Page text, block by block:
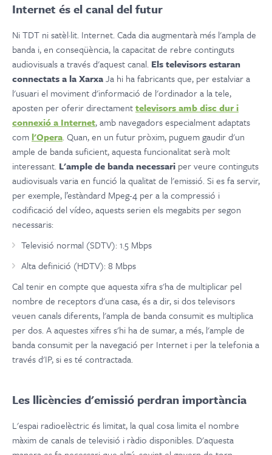
Internet és el canal del futur
Ni TDT ni satèl·lit. Internet. Cada dia augmentarà més l'ampla de
banda i, en conseqüència, la capacitat de rebre continguts
audiovisuals a través d'aquest canal. Els televisors estaran
connectats a la XarxaJa hi ha fabricants que, per estalviar a
l'usuari el moviment d'informació de l'ordinador a la tele,
aposten per oferir directamenttelevisors amb disc dur i
connexió a Internet, amb navegadors especialment adaptats
com l'Opera. Quan, en un futur pròxim, puguem gaudir d'un
ample de banda suficient, aquesta funcionalitat serà molt
interessant. L'ample de banda necessari per veure continguts
audiovisuals varia en funció la qualitat de l'emissió. Si es fa servir,
per exemple, l’estàndard Mpeg-4 per a la compressió i
codificació del vídeo, aquests serien els megabits per segon
necessaris:
Televisió normal (SDTV): 1.5 Mbps
Alta definició (HDTV): 8 Mbps
Cal tenir en compte que aquesta xifra s'ha de multiplicar pel
nombre de receptors d'una casa, és a dir, si dos televisors
veuen canals diferents, l'ampla de banda consumit es multiplica
per dos. A aquestes xifres s'hi ha de sumar, a més, l'ample de
banda consumit per la navegació per Internet i per la telefonia a
través d'IP, si es té contractada.
Les llicències d'emissió perdran importància
L'espai radioelèctric és limitat, la qual cosa limita el nombre
màxim de canals de televisió i ràdio disponibles. D'aquesta